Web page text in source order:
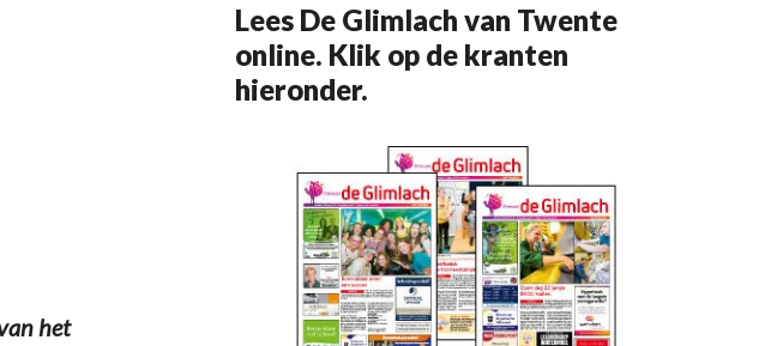
het
Lees De Glimlach van Twente
online. Klik op de kranten
hieronder.